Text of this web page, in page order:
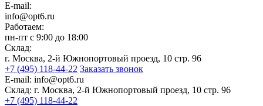
E-mail:
info@opt6.ru
Работаем:
пн-пт с 9:00 до 18:00
Склад:
г. Москва, 2-й Южнопортовый проезд, 10 стр. 96
+7 (495) 118-44-22 Заказать звонок
E-mail: info@opt6.ru
Склад: г. Москва, 2-й Южнопортовый проезд, 10 стр. 96
+7 (495) 118-44-22